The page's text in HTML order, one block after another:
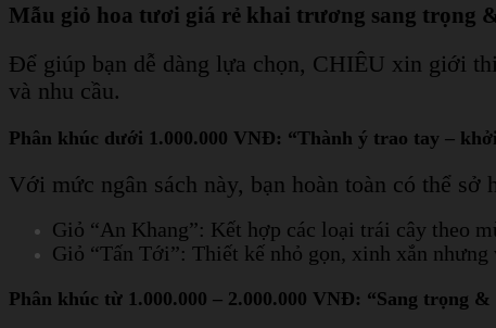
Mẫu giỏ hoa tươi giá rẻ khai trương sang trọng
Để giúp bạn dễ dàng lựa chọn, CHIÊU xin giới
và nhu cầu.
Phân khúc dưới 1.000.000 VNĐ: “Thành ý trao tay –
Với mức ngân sách này, bạn hoàn toàn có thể
Giỏ “An Khang”: Kết hợp các loại trái cây theo
Giỏ “Tấn Tới”: Thiết kế nhỏ gọn, xinh xắn nhưng
Phân khúc từ 1.000.000 – 2.000.000 VNĐ: “Sang trọng &